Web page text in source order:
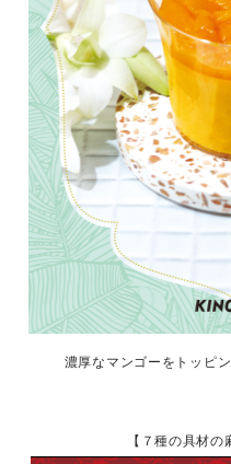
濃厚なマンゴーをトッピ
【７種の具材の